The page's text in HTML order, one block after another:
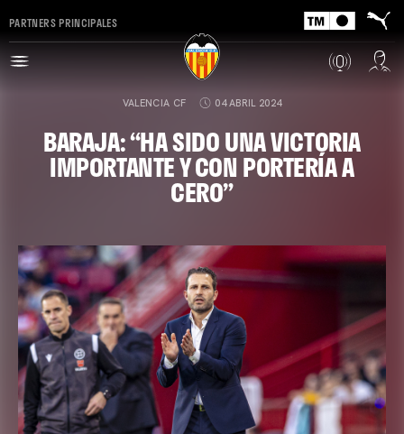
PARTNERS PRINCIPALES
VALENCIA CF 04 ABRIL 2024
BARAJA: “HA SIDO UNA VICTORIA
IMPORTANTE Y CON PORTERÍA A
CERO”